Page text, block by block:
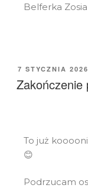
Belferka Zosia
7 STYCZNIA 2026
Zakończenie
To już
😊
Podrzucam